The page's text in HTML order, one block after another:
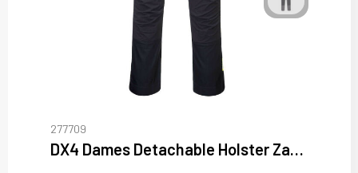
277709
DX4 Dames Detachable Holster Zak Broek